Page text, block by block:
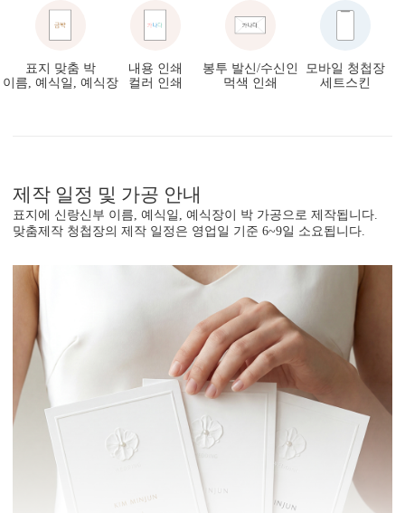
표지 맞춤 박
이름, 예식일, 예식장
내용 인쇄
컬러 인쇄
봉투 발신/수신인
먹색 인쇄
모바일 청첩장
세트스킨
제작 일정 및 가공 안내
표지에 신랑신부 이름, 예식일, 예식장이 박 가공으로 제작됩니다.
맞춤제작 청첩장의 제작 일정은 영업일 기준 6~9일 소요됩니다.